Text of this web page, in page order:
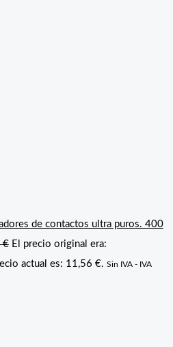
de contactos ultra puros. 400
€ El precio original era:
actual es: 11,56 €. Sin IVA - IVA